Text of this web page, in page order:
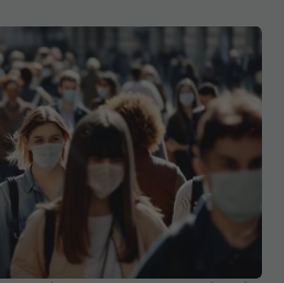
4.846 de cazuri noi
săptămână